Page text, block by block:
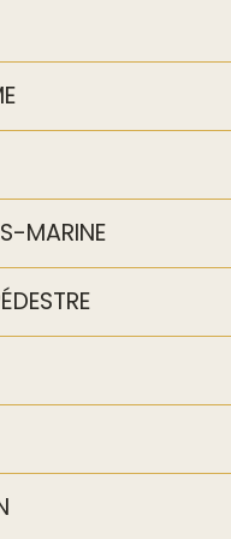
MARINE